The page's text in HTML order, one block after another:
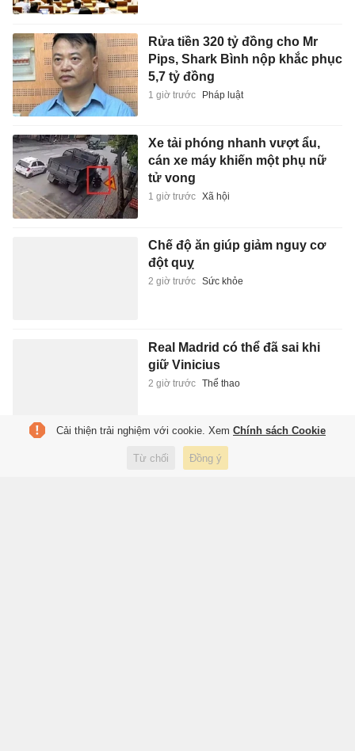
Rửa tiền 320 tỷ đồng cho Mr
Pips, Shark Bình nộp khắc phục
5,7 tỷ đồng
1 giờ trước Pháp luật
Xe tải phóng nhanh vượt ẩu,
cán xe máy khiến một phụ nữ
tử vong
1 giờ trước Xã hội
Chế độ ăn giúp giảm nguy cơ
đột quỵ
2 giờ trước Sức khỏe
Real Madrid có thể đã sai khi
giữ Vinicius
2 giờ trước Thể thao
Cựu tuyển thủ Anh đổi CLB ở
Thái Lan
Cải thiện trải nghiệm với cookie. Xem Chính sách Cookie
Từ chối Đồng ý